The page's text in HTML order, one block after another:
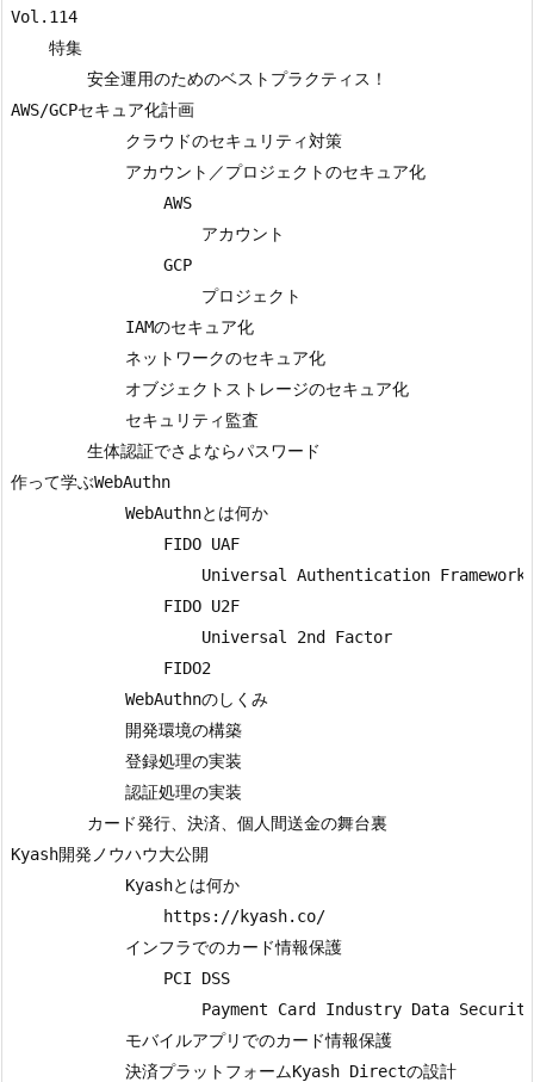
Vol.114
    特集
        安全運用のためのベストプラクティス！
AWS/GCPセキュア化計画
            クラウドのセキュリティ対策
            アカウント／プロジェクトのセキュア化
                AWS
                    アカウント
                GCP
                    プロジェクト
            IAMのセキュア化
            ネットワークのセキュア化
            オブジェクトストレージのセキュア化
            セキュリティ監査
        生体認証でさよならパスワード
作って学ぶWebAuthn
            WebAuthnとは何か
                FIDO UAF
                    Universal Authentication Framework
                FIDO U2F
                    Universal 2nd Factor
                FIDO2
            WebAuthnのしくみ
            開発環境の構築
            登録処理の実装
            認証処理の実装
        カード発行、決済、個人間送金の舞台裏
Kyash開発ノウハウ大公開
            Kyashとは何か
                https://kyash.co/
            インフラでのカード情報保護
                PCI DSS
Payment Card Industry Data
            モバイルアプリでのカード情報保護
            決済プラットフォームKyash Directの設計